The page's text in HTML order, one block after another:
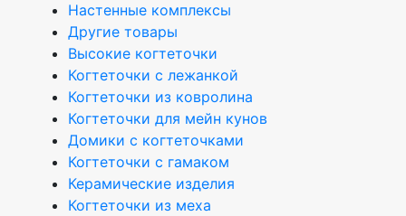
Настенные комплексы
Другие товары
Высокие когтеточки
Когтеточки с лежанкой
Когтеточки из ковролина
Когтеточки для мейн кунов
Домики с когтеточками
Когтеточки с гамаком
Керамические изделия
Когтеточки из меха